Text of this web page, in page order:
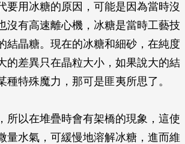
要用冰糖的原因，可能是因為當時沒
沒有高速離心機，冰糖是當時工藝技
結晶糖。現在的冰糖和細砂，在純度
的差異只在晶粒大小，如果說大的結
種特殊魔力，那可是匪夷所思了。
所以在堆疊時會有架橋的現象，這使
量水氣，可緩慢地溶解冰糖，進而維